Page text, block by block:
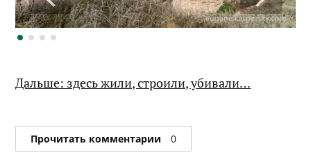
Дальше: здесь жили, строили, убивали…
Прочитать комментарии 0